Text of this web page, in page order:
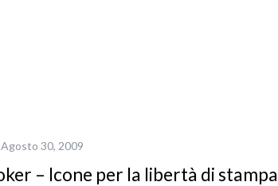
Agosto 30, 2009
– Icone per la libertà di stampa